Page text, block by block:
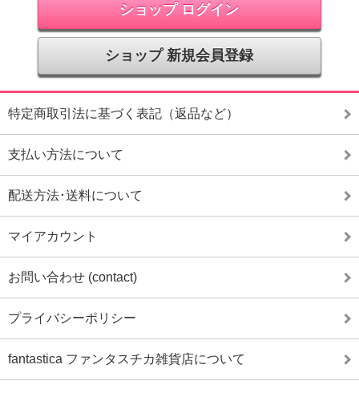
ショップ ログイン
ショップ 新規会員登録
特定商取引法に基づく表記（返品など）
支払い方法について
配送方法･送料について
マイアカウント
お問い合わせ (contact)
プライバシーポリシー
fantastica ファンタスチカ雑貨店について